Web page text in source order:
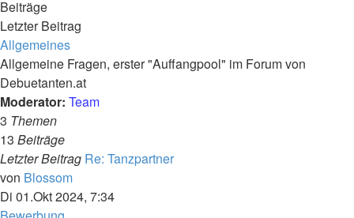
Beiträge
Letzter Beitrag
Allgemeines
Allgemeine Fragen, erster "Auffangpool" im Forum von
Debuetanten.at
Moderator: Team
3 Themen
13 Beiträge
Letzter Beitrag Re: Tanzpartner
von BlossomNeuester
Beitrag
Di 01.Okt 2024, 7:34